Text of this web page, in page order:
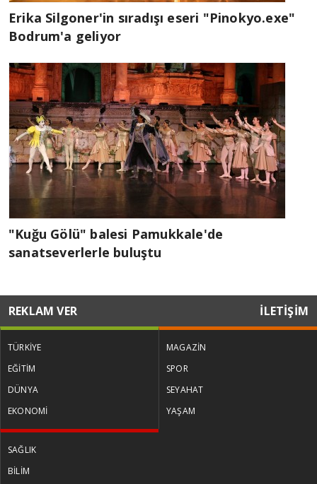
Erika Silgoner'in sıradışı eseri "Pinokyo.exe"
Bodrum'a geliyor
"Kuğu Gölü" balesi Pamukkale'de
sanatseverlerle buluştu
REKLAM VER İLETİŞİM
TÜRKİYE
EĞİTİM
DÜNYA
EKONOMİ
MAGAZİN
SPOR
SEYAHAT
YAŞAM
SAĞLIK
BİLİM